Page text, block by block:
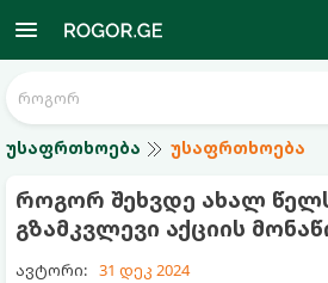
უსაფრთხოება უსაფრთხოება
როგორ შეხვდე ახალ
გზამკვლევი აქციის
ავტორი: 31 დეკ 2024